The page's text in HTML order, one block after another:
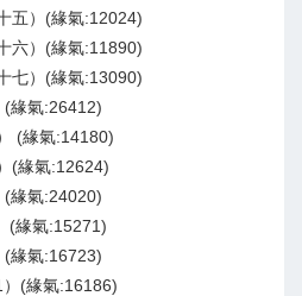
五）(緣氣:12024)
六）(緣氣:11890)
七）(緣氣:13090)
緣氣:26412)
(緣氣:14180)
(緣氣:12624)
緣氣:24020)
(緣氣:15271)
緣氣:16723)
(緣氣:16186)